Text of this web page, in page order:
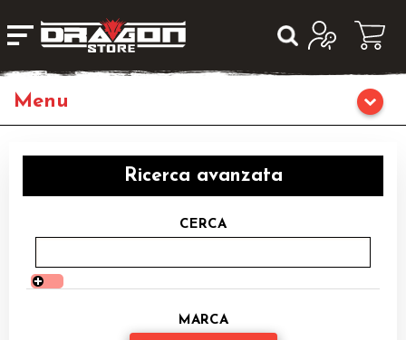
Giochi di Ruolo
Librigame
Fumetti & Romanzi
Giochi di Carte Collezionabili
Ricerca avanzata
CERCA
MARCA